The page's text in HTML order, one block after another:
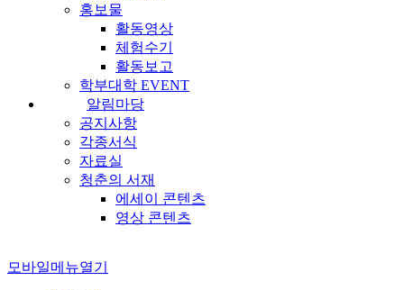
홍보물
활동영상
체험수기
활동보고
학부대학 EVENT
알림마당
공지사항
각종서식
자료실
청춘의 서재
에세이 콘텐츠
영상 콘텐츠
모바일메뉴열기